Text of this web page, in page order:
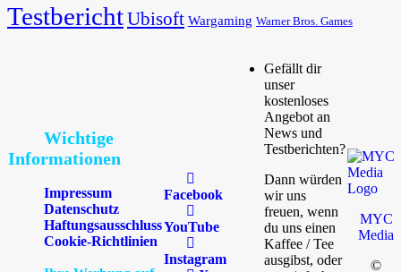
TestberichtUbisoft Wargaming Warner Bros. Games
Wichtige
Informationen
Impressum
Datenschutz
Haftungsausschluss
Cookie-Richtlinien
Facebook
YouTube
Instagram
Gefällt dir
unser
kostenloses
Angebot an
News und
Testberichten?
Dann würden
wir uns
freuen, wenn
du uns einen
Kaffee / Tee
ausgibst, oder
MYC
Media
©